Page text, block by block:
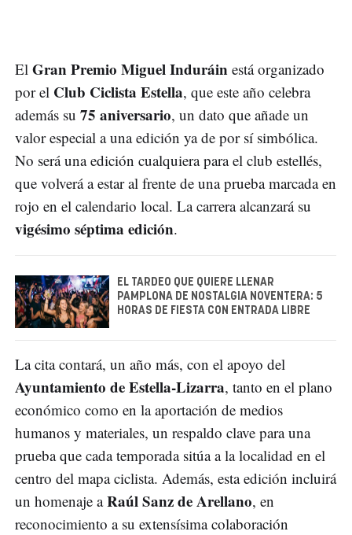
El Gran Premio Miguel Induráin está organizado
por el Club Ciclista Estella, que este año celebra
además su 75 aniversario, un dato que añade un
valor especial a una edición ya de por sí simbólica.
No será una edición cualquiera para el club estellés,
que volverá a estar al frente de una prueba marcada en
rojo en el calendario local. La carrera alcanzará su
vigésimo séptima edición.
EL TARDEO QUE QUIERE LLENAR
PAMPLONA DE NOSTALGIA NOVENTERA: 5
HORAS DE FIESTA CON ENTRADA LIBRE
La cita contará, un año más, con el apoyo del
Ayuntamiento de Estella-Lizarra, tanto en el plano
económico como en la aportación de medios
humanos y materiales, un respaldo clave para una
prueba que cada temporada sitúa a la localidad en el
centro del mapa ciclista. Además, esta edición incluirá
un homenaje aRaúl Sanz de Arellano, en
reconocimiento a su extensísima colaboración